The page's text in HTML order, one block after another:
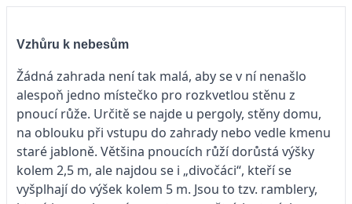
Vzhůru k nebesům
Žádná zahrada není tak malá, aby se v ní nenašlo
alespoň jedno místečko pro rozkvetlou stěnu z
pnoucí růže. Určitě se najde u pergoly, stěny domu,
na oblouku při vstupu do zahrady nebo vedle kmenu
staré jabloně. Většina pnoucích růží dorůstá výšky
kolem 2,5 m, ale najdou se i „divočáci“, kteří se
vyšplhají do výšek kolem 5 m. Jsou to tzv. ramblery,